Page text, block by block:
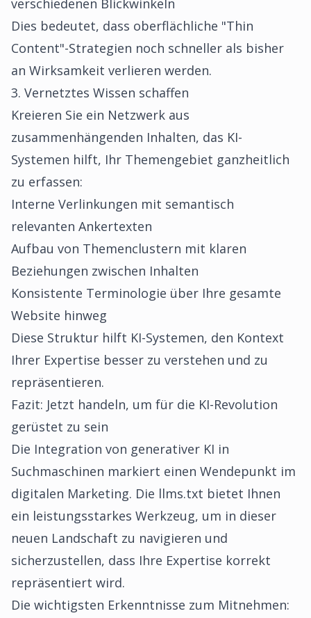
verschiedenen Blickwinkeln
Dies bedeutet, dass oberflächliche "Thin
Content"-Strategien noch schneller als bisher
an Wirksamkeit verlieren werden.
3. Vernetztes Wissen schaffen
Kreieren Sie ein Netzwerk aus
zusammenhängenden Inhalten, das KI-
Systemen hilft, Ihr Themengebiet ganzheitlich
zu erfassen:
Interne Verlinkungen mit semantisch
relevanten Ankertexten
Aufbau von Themenclustern mit klaren
Beziehungen zwischen Inhalten
Konsistente Terminologie über Ihre gesamte
Website hinweg
Diese Struktur hilft KI-Systemen, den Kontext
Ihrer Expertise besser zu verstehen und zu
repräsentieren.
Fazit: Jetzt handeln, um für die KI-Revolution
gerüstet zu sein
Die Integration von generativer KI in
Suchmaschinen markiert einen Wendepunkt im
digitalen Marketing. Die llms.txt bietet Ihnen
ein leistungsstarkes Werkzeug, um in dieser
neuen Landschaft zu navigieren und
sicherzustellen, dass Ihre Expertise korrekt
repräsentiert wird.
Die wichtigsten Erkenntnisse zum Mitnehmen: